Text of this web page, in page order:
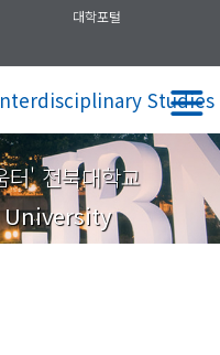
대학포털
Studies
터' 전북대학교
University